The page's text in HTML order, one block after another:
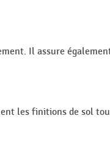
Il assure
les finitions de sol